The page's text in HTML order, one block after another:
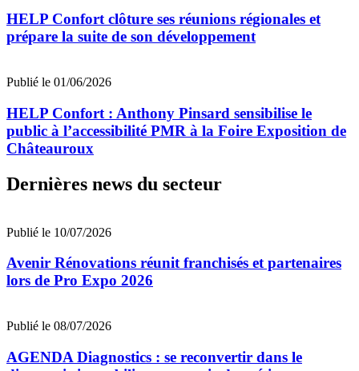
HELP Confort clôture ses réunions régionales et
prépare la suite de son développement
Publié le 01/06/2026
HELP Confort : Anthony Pinsard sensibilise le
public à l’accessibilité PMR à la Foire Exposition de
Châteauroux
Dernières news du secteur
Publié le 10/07/2026
Avenir Rénovations réunit franchisés et partenaires
lors de Pro Expo 2026
Publié le 08/07/2026
AGENDA Diagnostics : se reconvertir dans le